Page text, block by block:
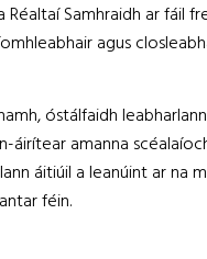
Réaltaí Samhraidh ar fáil
agus
óstálfaidh
áirítear amanna
áitiúil a leanúint ar na
féin.